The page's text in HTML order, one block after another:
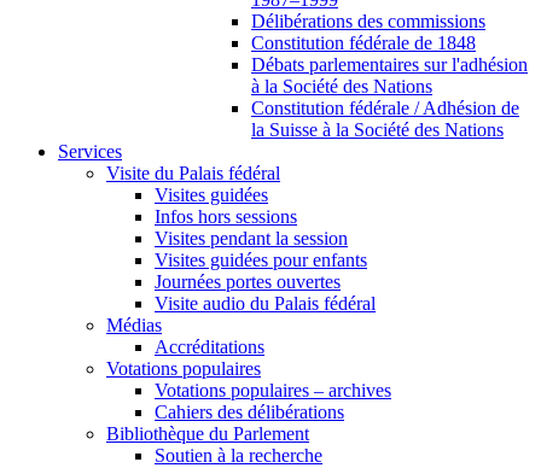
Délibérations des commissions
Constitution fédérale de 1848
Débats parlementaires sur l'adhésion
à la Société des Nations
Constitution fédérale / Adhésion de
la Suisse à la Société des Nations
Services
Visite du Palais fédéral
Visites guidées
Infos hors sessions
Visites pendant la session
Visites guidées pour enfants
Journées portes ouvertes
Visite audio du Palais fédéral
Médias
Accréditations
Votations populaires
Votations populaires – archives
Cahiers des délibérations
Bibliothèque du Parlement
Soutien à la recherche